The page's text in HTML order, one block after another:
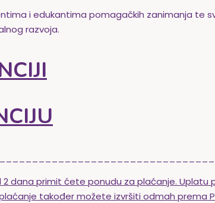
i edukantima pomagačkih zanimanja te
razvoja.
2 dana primit ćete ponudu za plaćanje.
također možete izvršiti odmah prema